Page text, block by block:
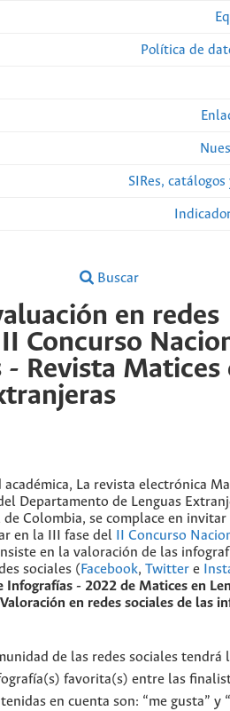
Política de
SIRes,
Buscar
en redes
Concurso
Revista Matices
La revista electrónica
Departamento de Lenguas
Colombia, se complace en
en la III fase del
II Concurso
en la valoración de las
sociales ( Facebook, Twitter e
Infografías - 2022 de Matices en
Valoración en redes sociales de las
de las redes sociales
favorita(s) entre las
en cuenta son: “me gusta” y